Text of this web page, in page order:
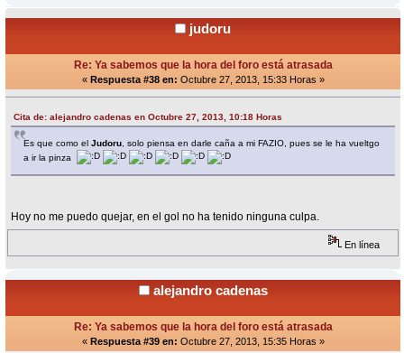
judoru
Re: Ya sabemos que la hora del foro está atrasada
« Respuesta #38 en: Octubre 27, 2013, 15:33 Horas »
Cita de: alejandro cadenas en Octubre 27, 2013, 10:18 Horas
Es que como elJudoru , solo piensa en darle caña a mi FAZIO, pues se le ha vueltgo
a ir la pinza
Hoy no me puedo quejar, en el gol no ha tenido ninguna culpa.
En línea
alejandro cadenas
Re: Ya sabemos que la hora del foro está atrasada
« Respuesta #39 en: Octubre 27, 2013, 15:35 Horas »